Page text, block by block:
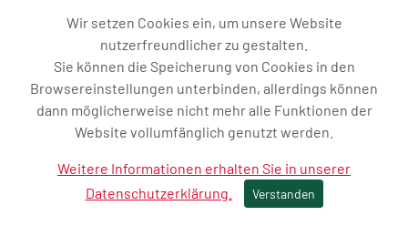
Weitere Informationen
Webdesign Sankt Augustin
Wir setzen Cookies ein, um unsere Website
nutzerfreundlicher zu gestalten.
Sie können die Speicherung von Cookies in den
Browsereinstellungen unterbinden, allerdings können
dann möglicherweise nicht mehr alle Funktionen der
Website vollumfänglich genutzt werden.
Weitere Informationen erhalten Sie in unserer
Datenschutzerklärung.
Verstanden